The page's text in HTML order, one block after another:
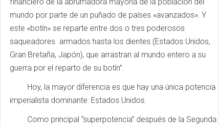
mundo por parte de un puñado de países «avanzados». Y
este «botín» se reparte entre dos o tres poderosos
saqueadores armados hasta los dientes (Estados Unidos,
Gran Bretaña, Japón), que arrastran al mundo entero a su
guerra por el reparto de su botín”.
Hoy, la mayor diferencia es que hay una única potencia
imperialista dominante: Estados Unidos.
Como principal “superpotencia” después de la Segunda